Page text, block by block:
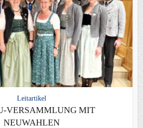
Leitartikel
VERSAMMLUNG MIT
NEUWAHLEN